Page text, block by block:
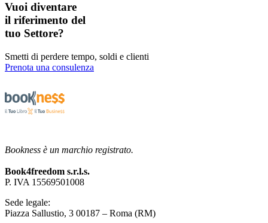
Vuoi diventare
il riferimento del
tuo Settore?
Smetti di perdere tempo, soldi e clienti
Prenota una consulenza
Bookness è un marchio registrato.
Book4freedom s.r.l.s.
P. IVA ​15569501008
Sede legale:
Piazza Sallustio, 3 00187 – Roma (RM)